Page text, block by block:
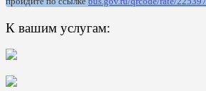
К вашим услугам: